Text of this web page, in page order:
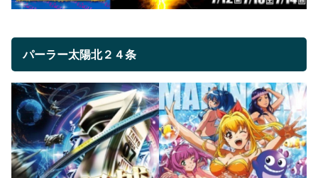
パーラー太陽北２４条